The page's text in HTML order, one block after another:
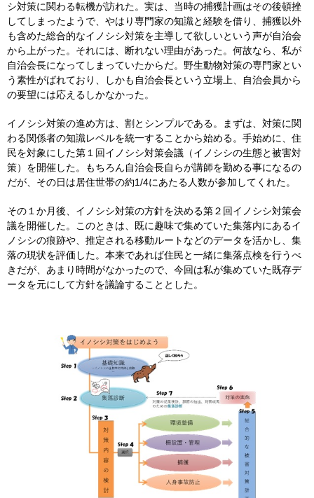
シ対策に関わる転機が訪れた。実は、当時の捕獲計画はその後頓挫
してしまったようで、やはり専門家の知識と経験を借り、捕獲以外
も含めた総合的なイノシシ対策を主導して欲しいという声が自治会
から上がった。それには、断れない理由があった。何故なら、私が
自治会長になってしまっていたからだ。野生動物対策の専門家とい
う素性がばれており、しかも自治会長という立場上、自治会員から
の要望には応えるしかなかった。
イノシシ対策の進め方は、割とシンプルである。まずは、対策に関
わる関係者の知識レベルを統一することから始める。手始めに、住
民を対象にした第１回イノシシ対策会議（イノシシの生態と被害対
策）を開催した。もちろん自治会長自らが講師を勤める事になるの
だが、その日は居住世帯の約1/4にあたる人数が参加してくれた。
その１か月後、イノシシ対策の方針を決める第２回イノシシ対策会
議を開催した。このときは、既に趣味で集めていた集落内にあるイ
ノシシの痕跡や、推定される移動ルートなどのデータを活かし、集
落の現状を評価した。本来であれば住民と一緒に集落点検を行うべ
きだが、あまり時間がなかったので、今回は私が集めていた既存デ
ータを元にして方針を議論することとした。